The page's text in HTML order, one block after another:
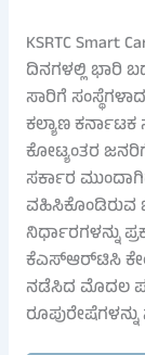
KSRTC Smart
ದಿನಗಳಲ್ಲಿ ಭಾರಿ
ಸಾರಿಗೆ
ಕಲ್ಯಾಣ
ಕೋಟ್ಯಂತರ ಜನರಿಗೆ
ಸರ್ಕಾರ
ವಹಿಸಿಕೊಂಡಿರುವ
ನಿರ್ಧಾರಗಳನ್ನು
ಕೆಎಸ್‌ಆರ್‌ಟಿಸಿ
ನಡೆಸಿದ ಮೊದಲ